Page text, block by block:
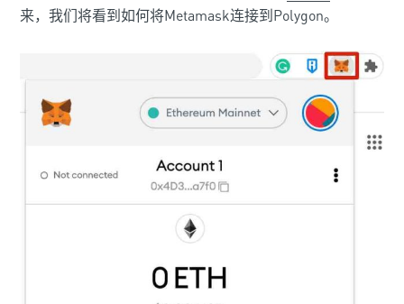
来，我们将看到如何将Metamask连接到Polygon。